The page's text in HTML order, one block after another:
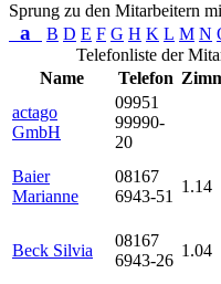
Sprung zu den Mitarbeitern
a B D E F G H K L M N
Telefonliste der
Name
Telefon
actago
GmbH
09951
99990-
20
Baier
Marianne
08167
6943-51
1.14
Beck Silvia
08167
6943-26
1.04